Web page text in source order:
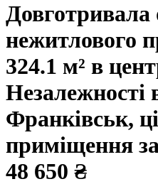
Довготривала
нежитлового
324.1 м² в
Незалежності
Франківськ,
приміщення
48 650 ₴